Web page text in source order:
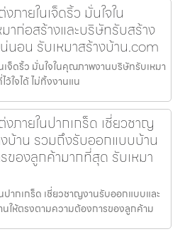
ายในเจ็ดริ้ว มั่นใจใน
ก่อสร้างและบริษัทรับสร้าง
น่นอน รับเหมาสร้างบ้าน.com
จ็ดริ้ว มั่นใจในคุณภาพงานบริษัทรับเหมา
ใจได้ ไม่ทิ้งงานแน
ภายในปากเกร็ด เชี่ยวชาญ
บ้าน รวมถึงรับออกแบบบ้าน
ของลูกค้ามากที่สุด รับเหมา
ากเกร็ด เชี่ยวชาญงานรับออกแบบและ
ให้ตรงตามความต้องการของลูกค้าม